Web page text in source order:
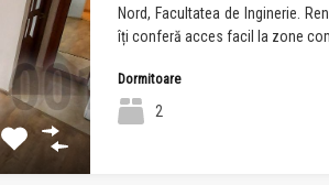
Nord, Facultatea de Inginerie.
îți conferă acces facil la zone
Dormitoare
2